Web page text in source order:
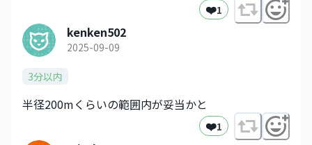
❤️1
kenken502
2025-09-09
3分以内
半径200mくらいの範囲内が妥当かと
❤️1